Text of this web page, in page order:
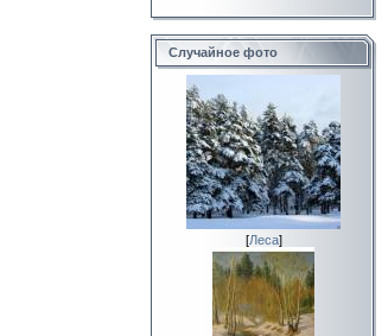
Случайное фото
[Леса]